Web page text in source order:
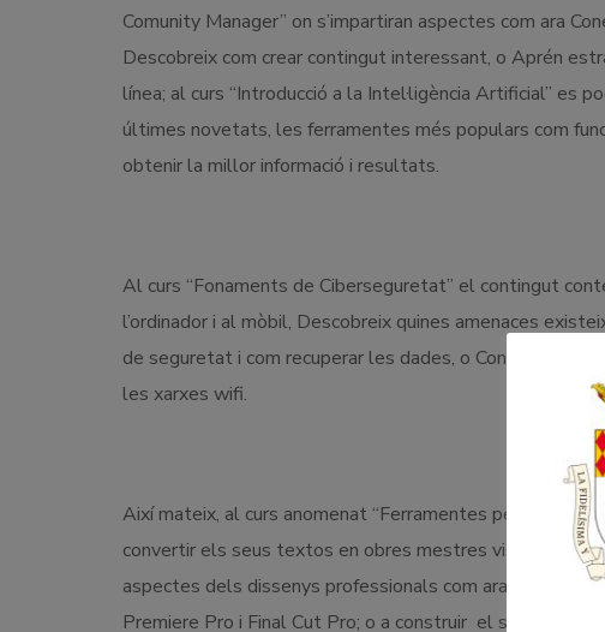
Comunity Manager” on s’impartiran aspectes com ara
Descobreix com crear contingut interessant, o Aprén
línea; al curs “Introducció a la Intel·ligència Artificial” es
últimes novetats, les ferramentes més populars com
obtenir la millor informació i resultats.
Al curs “Fonaments de Ciberseguretat” el contingut
l’ordinador i al mòbil, Descobreix quines amenaces
de seguretat i com recuperar les dades, o Coneix
les xarxes wifi.
Així mateix, al curs anomenat “Ferramentes per a crear
convertir els seus textos en obres mestres visuals amb
aspectes dels dissenys professionals com ara Canva,
Premiere Pro i Final Cut Pro; o a construir el seu propi